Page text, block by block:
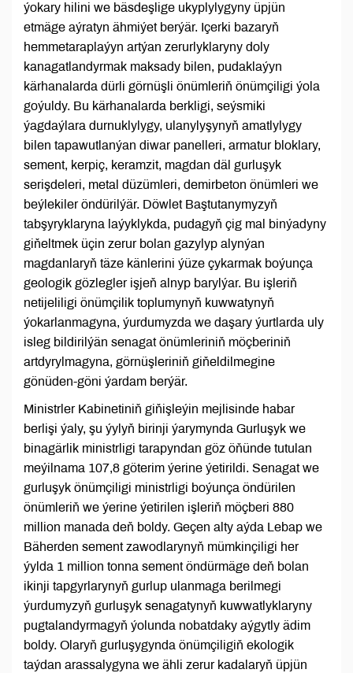
ýokary hilini we bäsdeşlige ukyplylygyny üpjün
etmäge aýratyn ähmiýet berýär. Içerki bazaryň
hemmetaraplaýyn artýan zerurlyklaryny doly
kanagatlandyrmak maksady bilen, pudaklaýyn
kärhanalarda dürli görnüşli önümleriň önümçiligi ýola
goýuldy. Bu kärhanalarda berkligi, seýsmiki
ýagdaýlara durnuklylygy, ulanylyşynyň amatlylygy
bilen tapawutlanýan diwar panelleri, armatur bloklary,
sement, kerpiç, keramzit, magdan däl gurluşyk
serişdeleri, metal düzümleri, demirbeton önümleri we
beýlekiler öndürilýär. Döwlet Baştutanymyzyň
tabşyryklaryna laýyklykda, pudagyň çig mal binýadyny
giňeltmek üçin zerur bolan gazylyp alynýan
magdanlaryň täze känlerini ýüze çykarmak boýunça
geologik gözlegler işjeň alnyp barylýar. Bu işleriň
netijeliligi önümçilik toplumynyň kuwwatynyň
ýokarlanmagyna, ýurdumyzda we daşary ýurtlarda uly
isleg bildirilýän senagat önümleriniň möçberiniň
artdyrylmagyna, görnüşleriniň giňeldilmegine
gönüden-göni ýardam berýär.
Ministrler Kabinetiniň giňişleýin mejlisinde habar
berlişi ýaly, şu ýylyň birinji ýarymynda Gurluşyk we
binagärlik ministrligi tarapyndan göz öňünde tutulan
meýilnama 107,8 göterim ýerine ýetirildi. Senagat we
gurluşyk önümçiligi ministrligi boýunça öndürilen
önümleriň we ýerine ýetirilen işleriň möçberi 880
million manada deň boldy. Geçen alty aýda Lebap we
Bäherden sement zawodlarynyň mümkinçiligi her
ýylda 1 million tonna sement öndürmäge deň bolan
ikinji tapgyrlarynyň gurlup ulanmaga berilmegi
ýurdumyzyň gurluşyk senagatynyň kuwwatlyklaryny
pugtalandyrmagyň ýolunda nobatdaky aýgytly ädim
boldy. Olaryň gurluşygynda önümçiligiň ekologik
taýdan arassalygyna we ähli zerur kadalaryň üpjün